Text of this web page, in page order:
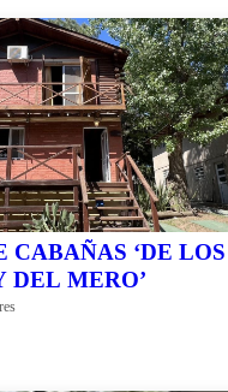
CABAÑAS ‘DE LOS
DEL MERO’